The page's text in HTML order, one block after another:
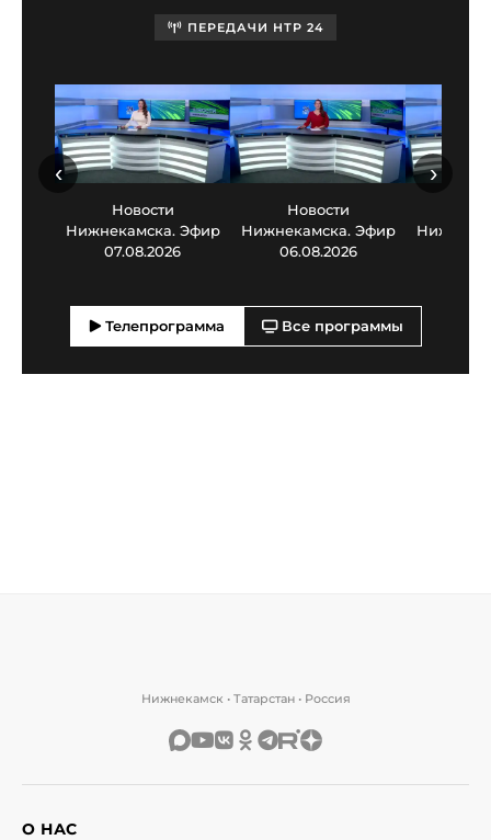
ПЕРЕДАЧИ НТР 24
Новости
Нижнекамска. Эфир
07.08.2026
Новости
Нижнекамска. Эфир
06.08.2026
‹ ›
Телепрограмма Все программы
Нижнекамск • Татарстан • Россия
О НАС